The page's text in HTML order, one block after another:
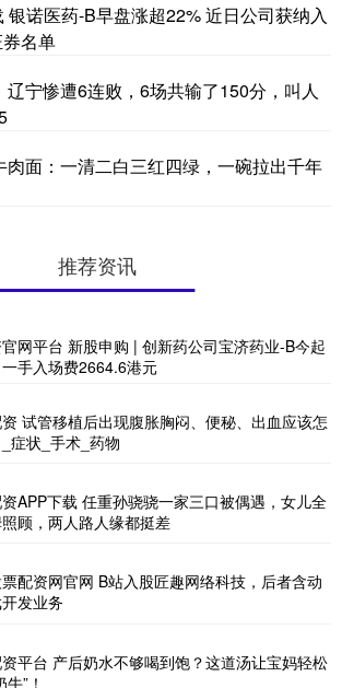
诺医药-B早盘涨超22% 近日公司获纳入
名单
辽宁惨遭6连败，6场共输了150分，叫人
肉面：一清二白三红四绿，一碗拉出千年
推荐资讯
网平台 新股申购 | 创新药公司宝济药业-B今起
手入场费2664.6港元
试管移植后出现腹胀胸闷、便秘、出血应该怎
症状_手术_药物
APP下载 任重孙骁骁一家三口被偶遇，女儿全
顾，两人路人缘都挺差
配资网官网 B站入股匠趣网络科技，后者含动
发业务
平台 产后奶水不够喝到饱？这道汤让宝妈轻松
”！